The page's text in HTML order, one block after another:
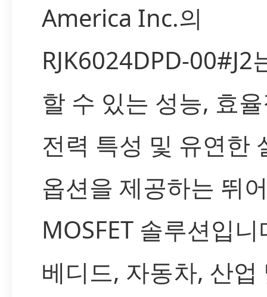
America Inc.의
RJK6024DPD-00#J2
할 수 있는 성능, 효
전력 특성 및 유연한
옵션을 제공하는 뛰
MOSFET 솔루션입
베디드, 자동차, 산업